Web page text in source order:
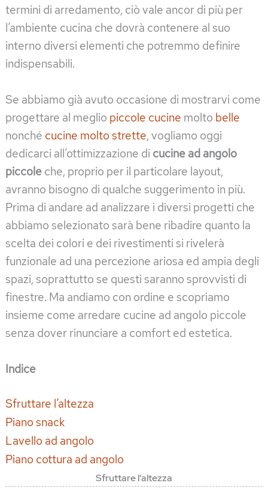
termini di arredamento, ciò vale ancor di più per
l’ambiente cucina che dovrà contenere al suo
interno diversi elementi che potremmo definire
indispensabili.
Se abbiamo già avuto occasione di mostrarvi come
progettare al meglio piccole cucine molto belle
nonché cucine molto strette, vogliamo oggi
dedicarci all’ottimizzazione di cucine ad angolo
piccole che, proprio per il particolare layout,
avranno bisogno di qualche suggerimento in più.
Prima di andare ad analizzare i diversi progetti che
abbiamo selezionato sarà bene ribadire quanto la
scelta dei colori e dei rivestimenti si rivelerà
funzionale ad una percezione ariosa ed ampia degli
spazi, soprattutto se questi saranno sprovvisti di
finestre. Ma andiamo con ordine e scopriamo
insieme come arredare cucine ad angolo piccole
senza dover rinunciare a comfort ed estetica.
Indice
Sfruttare l’altezza
Piano snack
Lavello ad angolo
Piano cottura ad angolo
Sfruttare l’altezza